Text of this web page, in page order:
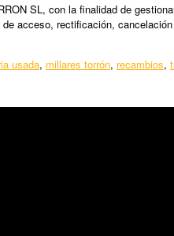
SL, con la finalidad de
acceso, rectificación,
usada, millares torrón, recambios,